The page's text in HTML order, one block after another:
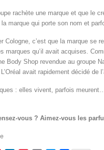
rachète une marque et que le
marque qui porte son nom et
Cologne, c’est que la marque
marques qu’il avait acquises.
Body Shop revendue au groupe
avait rapidement décidé de
: elles vivent, parfois
vous ? Aimez-vous les